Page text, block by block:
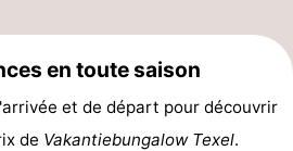
en toute saison
et de départ pour découvrir
de Vakantiebungalow Texel.